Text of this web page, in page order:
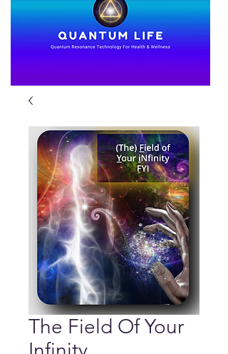
The Field Of Your